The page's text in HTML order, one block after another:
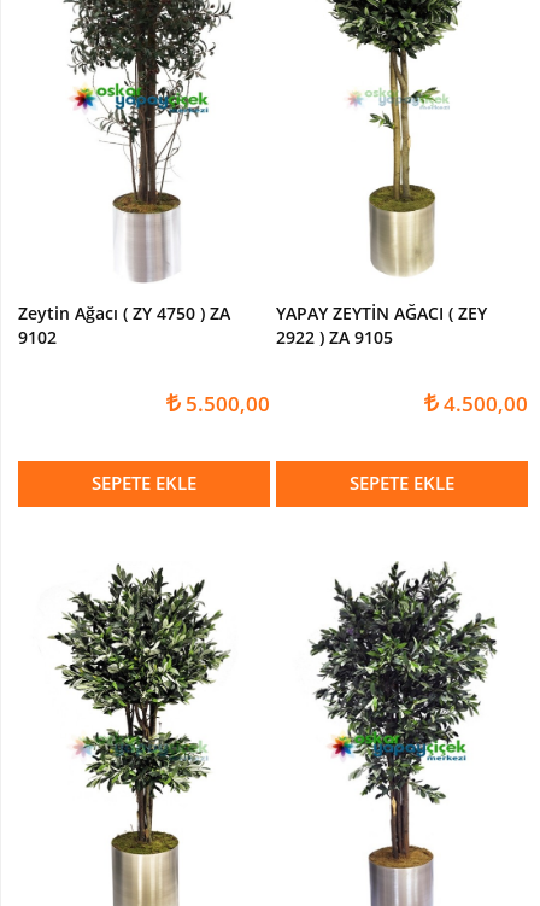
Zeytin Ağacı ( ZY 4750 ) ZA
9102
5.500,00
SEPETE EKLE
YAPAY ZEYTİN AĞACI ( ZEY
2922 ) ZA 9105
4.500,00
SEPETE EKLE